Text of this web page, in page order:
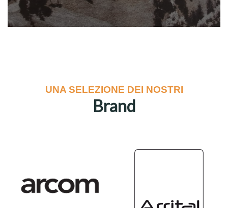
UNA SELEZIONE DEI NOSTRI
Brand